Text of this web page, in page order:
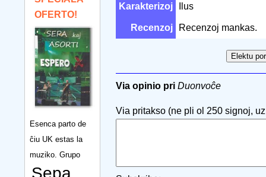
OFERTO!
Esenca parto de
ĉiu UK estas la
muziko. Grupo
Sepa
Karakterizoj Ilus
Recenzoj Recenzoj mankas.
Via opinio pri Duonvoĉe
Via pritakso (ne pli ol 250 signoj,